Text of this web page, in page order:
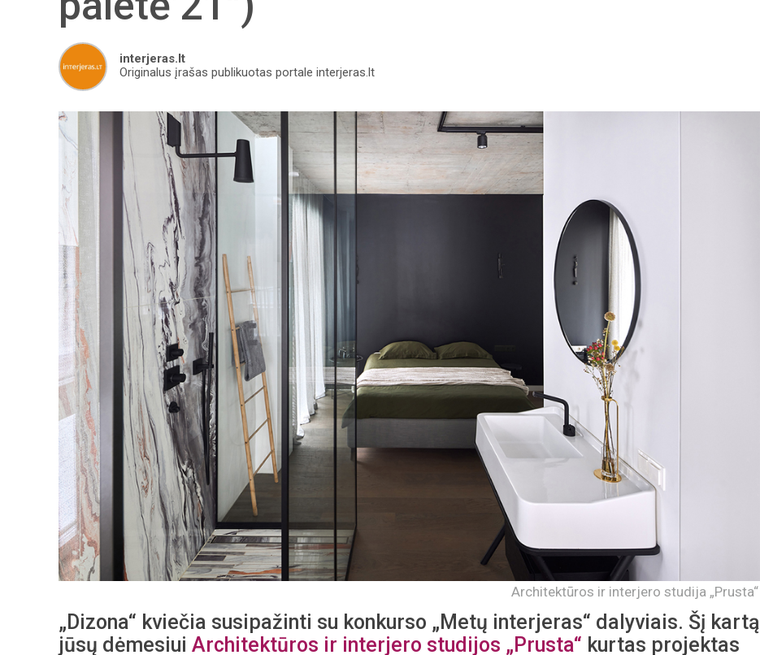
interjeras.lt
Originalus įrašas publikuotas portale interjeras.lt
Architektūros ir interjero studija „Prusta“
„Dizona“ kviečia susipažinti su konkurso „Metų interjeras“ dalyviais. Šį kartą
jūsų dėmesiui Architektūros ir interjero studijos „Prusta“ kurtas projektas